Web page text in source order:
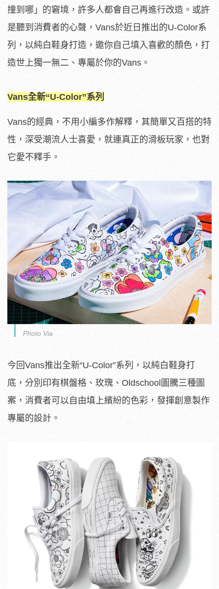
撞到哪」的窘境，許多人都會自己再進行改造。或許
是聽到消費者的心聲，Vans於近日推出的U-Color系
列，以純白鞋身打造，邀你自己填入喜歡的顏色，打
造世上獨一無二、專屬於你的Vans。
Vans全新“U-Color”系列
Vans的經典，不用小編多作解釋，其簡單又百搭的特
性，深受潮流人士喜愛，就連真正的滑板玩家，也對
它愛不釋手。
Photo Via
今回Vans推出全新“U-Color”系列，以純白鞋身打
底，分別印有棋盤格、玫瑰、Oldschool圖騰三種圖
案，消費者可以自由填上繽紛的色彩，發揮創意製作
專屬的設計。